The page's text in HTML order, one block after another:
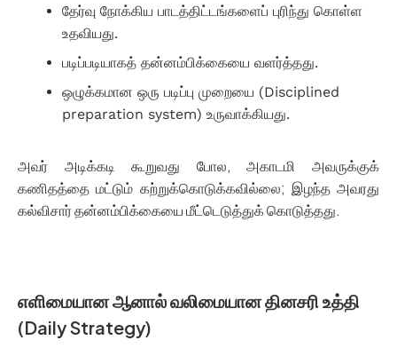
தேர்வு நோக்கிய பாடத்திட்டங்களைப் புரிந்து கொள்ள
உதவியது.
படிப்படியாகத் தன்னம்பிக்கையை வளர்த்தது.
ஒழுக்கமான ஒரு படிப்பு முறையை (Disciplined
preparation system) உருவாக்கியது.
அவர் அடிக்கடி கூறுவது போல, அகாடமி அவருக்குக்
கணிதத்தை மட்டும் கற்றுக்கொடுக்கவில்லை; இழந்த அவரது
கல்விசார் தன்னம்பிக்கையை மீட்டெடுத்துக் கொடுத்தது.
எளிமையான ஆனால் வலிமையான தினசரி உத்தி
(Daily Strategy)